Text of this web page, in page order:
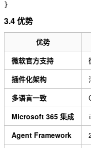
}
3.4 优势
优势
微软官方支持
插件化架构
多语言一致
Microsoft 365 集成
Agent Framework